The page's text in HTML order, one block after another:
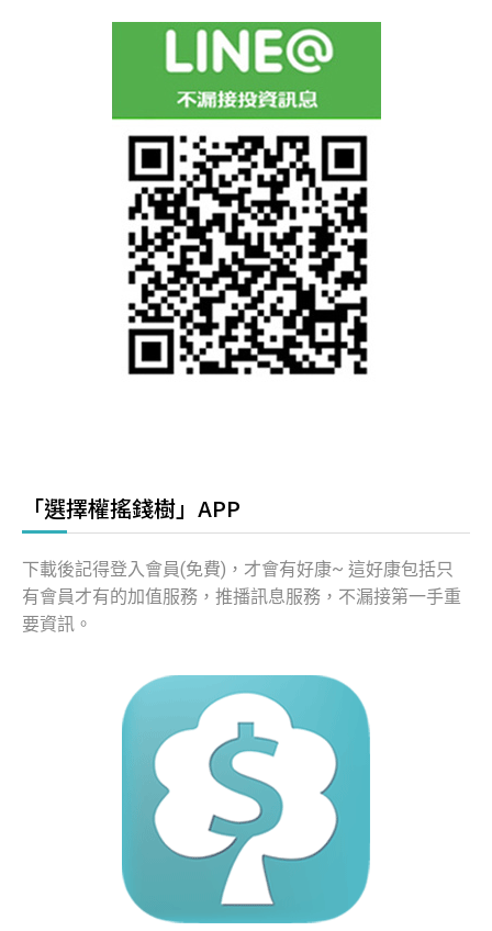
「選擇權搖錢樹」APP
下載後記得登入會員(免費)，才會有好康~ 這好康包括只
有會員才有的加值服務，推播訊息服務，不漏接第一手重
要資訊。